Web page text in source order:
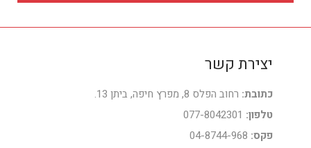
יצירת קשר
כתובת: רחוב הפלס 8, מפרץ חיפה, ביתן 13.
טלפון: 077-8042301
פקס: